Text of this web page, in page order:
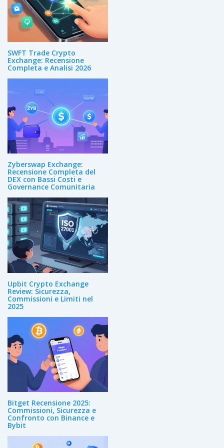
SWFT Trade Crypto
Exchange: Recensione
Completa e Analisi 2026
Zyberswap Exchange:
Recensione Completa del
DEX con Bassi Costi e
Governance Comunitaria
Upbit Crypto Exchange
Review: Sicurezza,
Commissioni e Limiti nel
2025
Bitget Recensione 2025:
Commissioni, Sicurezza e
Confronto con Binance e
Bybit